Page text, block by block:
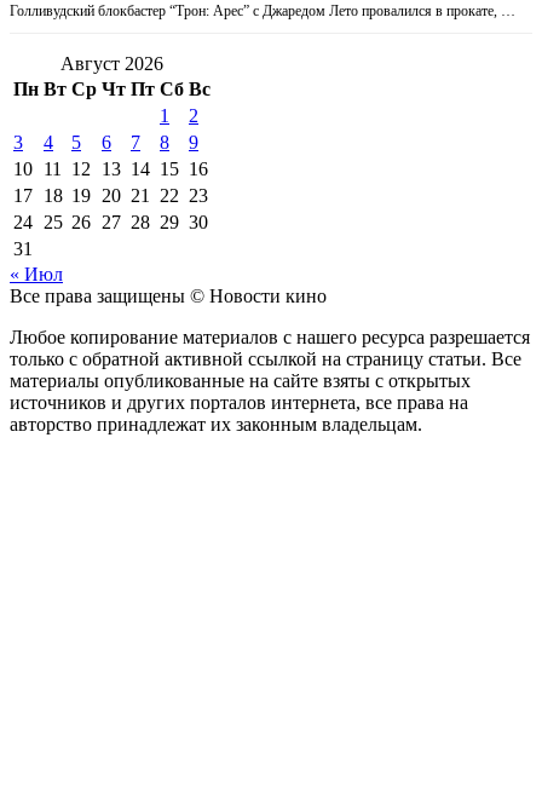
Голливудский блокбастер “Трон: Арес” с Джаредом Лето провалился в прокате, …
Август 2026
Пн Вт Ср Чт Пт Сб Вс
1
2
3
4 5 6 7 8
9
10 11 12 13 14 15 16
17 18 19 20 21 22 23
24 25 26 27 28 29 30
31
« Июл
Все права защищены © Новости кино
Любое копирование материалов с нашего ресурса разрешается
только с обратной активной ссылкой на страницу статьи. Все
материалы опубликованные на сайте взяты с открытых
источников и других порталов интернета, все права на
авторство принадлежат их законным владельцам.